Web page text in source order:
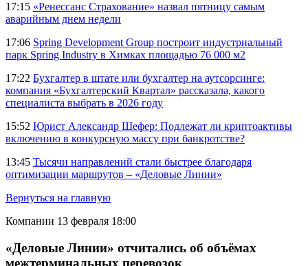
17:15 «Ренессанс Страхование» назвал пятницу самым
аварийным днем недели
17:06 Spring Development Group построит индустриальный
парк Spring Industry в Химках площадью 76 000 м2
17:22 Бухгалтер в штате или бухгалтер на аутсорсинге:
компания «Бухгалтерский Квартал» рассказала, какого
специалиста выбрать в 2026 году
15:52 Юрист Александр Шефер: Подлежат ли криптоактивы
включению в конкурсную массу при банкротстве?
13:45 Тысячи направлений стали быстрее благодаря
оптимизации маршрутов – «Деловые Линии»
Вернуться на главную
Компании 13 февраля 18:00
«Деловые Линии» отчитались об объёмах
межтерминальных перевозок